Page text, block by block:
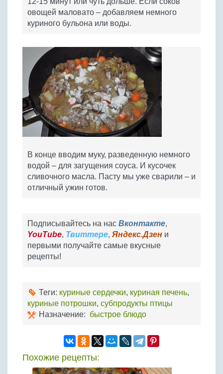
овощей маловато – добавляем немного
куриного бульона или воды.
В конце вводим муку, разведенную немного
водой – для загущения соуса. И кусочек
сливочного масла. Пасту мы уже сварили – и
отличный ужин готов.
Подписывайтесь на нас Вконтакте,
YouTube, Твиттере, Яндекс.Дзен и
первыми получайте самые вкусные
рецепты!
Теги: куриные сердечки, куриная печень,
куриные потрошки, субпродукты птицы
Назначение: быстрое блюдо
Похожие рецепты: